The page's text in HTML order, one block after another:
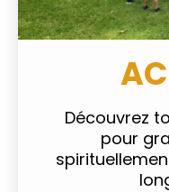
Découvrez
pour